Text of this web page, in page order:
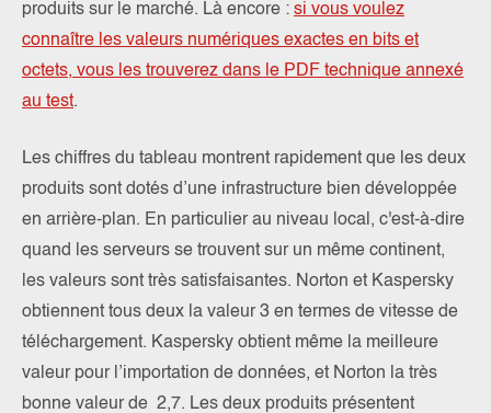
produits sur le marché. Là encore : si vous voulez
connaître les valeurs numériques exactes en bits et
octets, vous les trouverez dans le PDF technique annexé
au test.
Les chiffres du tableau montrent rapidement que les deux
produits sont dotés d’une infrastructure bien développée
en arrière-plan. En particulier au niveau local, c'est-à-dire
quand les serveurs se trouvent sur un même continent,
les valeurs sont très satisfaisantes. Norton et Kaspersky
obtiennent tous deux la valeur 3 en termes de vitesse de
téléchargement. Kaspersky obtient même la meilleure
valeur pour l’importation de données, et Norton la très
bonne valeur de 2,7. Les deux produits présentent